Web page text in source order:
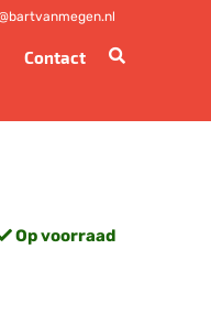
Contact
Op voorraad